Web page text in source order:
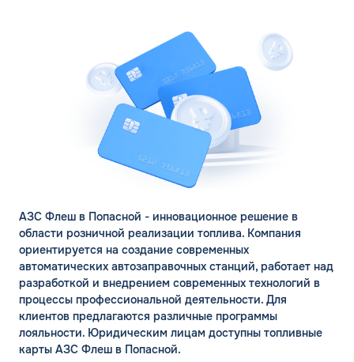
АЗС Флеш в Попасной - инновационное решение в
области розничной реализации топлива. Компания
ориентируется на создание современных
автоматических автозаправочных станций, работает над
разработкой и внедрением современных технологий в
процессы профессиональной деятельности. Для
клиентов предлагаются различные программы
лояльности. Юридическим лицам доступны топливные
карты АЗС Флеш в Попасной.